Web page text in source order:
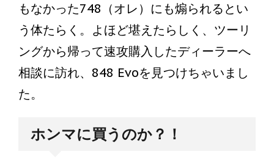
もなかった748（オレ）にも煽られるとい
う体たらく。よほど堪えたらしく、ツーリ
ングから帰って速攻購入したディーラーへ
相談に訪れ、848 Evoを見つけちゃいまし
た。
ホンマに買うのか？！